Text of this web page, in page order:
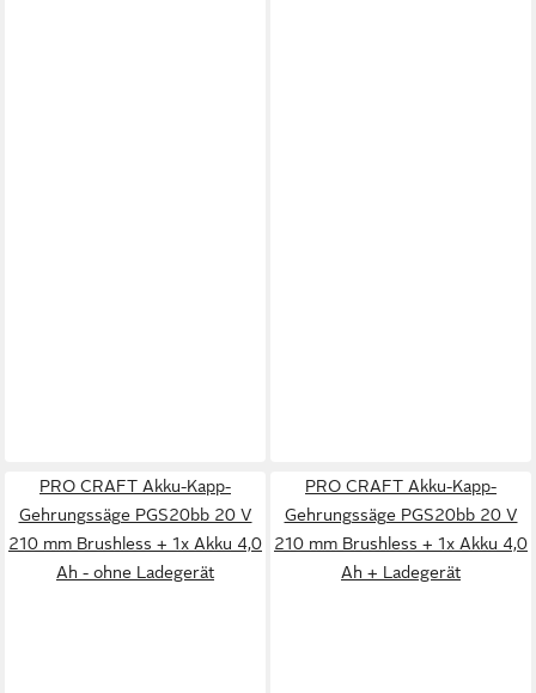
PRO CRAFT Akku-Kapp-
Gehrungssäge PGS20bb 20 V
210 mm Brushless + 1x Akku 4,0
Ah - ohne Ladegerät
PRO CRAFT Akku-Kapp-
Gehrungssäge PGS20bb 20 V
210 mm Brushless + 1x Akku 4,0
Ah + Ladegerät